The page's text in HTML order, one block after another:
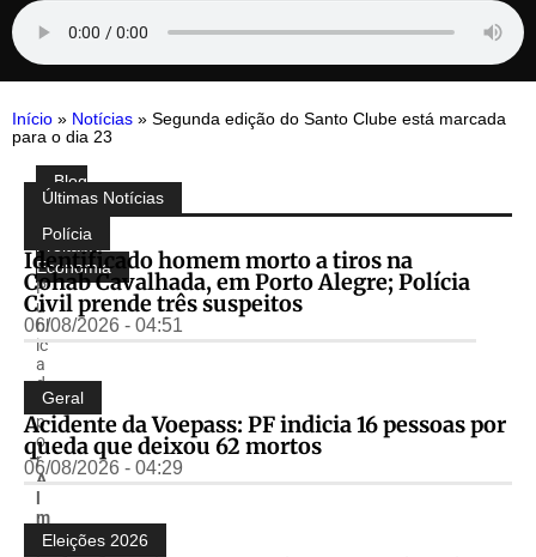
Início » Notícias » Segunda edição do Santo Clube está marcada
para o dia 23
Compartilhe:
Blog
do
Almir
Freitas,
Economia
P
u
bl
ic
a
d
o
p
o
r
A
l
m
ir
Últimas Notícias
Polícia
Identificado homem morto a tiros na
Cohab Cavalhada, em Porto Alegre; Polícia
Civil prende três suspeitos
06/08/2026 - 04:51
Geral
Acidente da Voepass: PF indicia 16 pessoas por
queda que deixou 62 mortos
06/08/2026 - 04:29
Eleições 2026